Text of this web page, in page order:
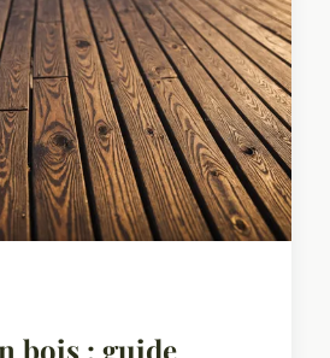
bois : guide